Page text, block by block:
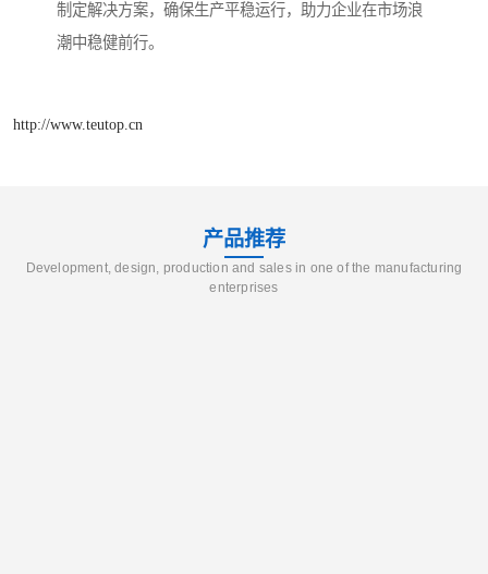
制定解决方案，确保生产平稳运行，助力企业在市场浪
潮中稳健前行。
http://www.teutop.cn
产品推荐
Development, design, production and sales in one of the manufacturing
enterprises